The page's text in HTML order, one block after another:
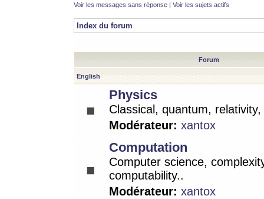
Voir les messages sans réponse | Voir les sujets actifs
Index du forum
Forum
English
Physics
Classical, quantum,
Modérateur: xantox
Computation
Computer science,
computability..
Modérateur: xantox